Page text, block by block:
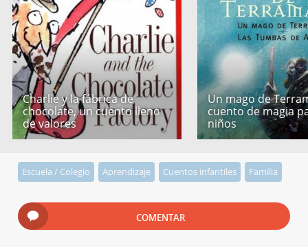
Charlie y la fábrica de
chocolate, un cuento lleno
de valores
Un mago de
cuento de magia
niños
Escuela / Colegio Aprendizaje Cuentos infantiles Familia
COMENTAR